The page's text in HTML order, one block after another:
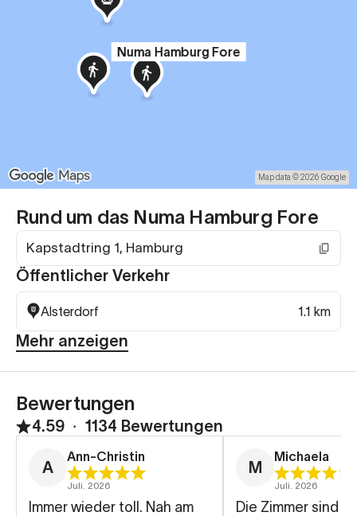
Rund um das Numa Hamburg Fore
Kapstadtring 1, Hamburg
Öffentlicher Verkehr
Alsterdorf 1.1 km
Mehr anzeigen
Numa Hamburg Fore
Map data © 2026 Google
Bewertungen
4.59 ∙ 1134 Bewertungen
A
Ann-Christin
Juli. 2026
Immer wieder toll. Nah am
M
Michaela
Juli. 2026
Die Zimmer sind sehr groß